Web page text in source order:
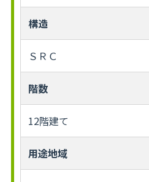
構造
ＳＲＣ
階数
12階建て
用途地域